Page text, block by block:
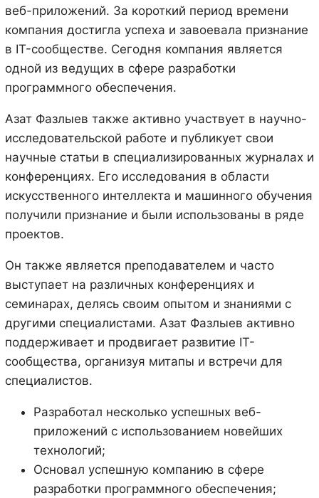
веб-приложений. За короткий период времени
компания достигла успеха и завоевала признание
в IT-сообществе. Сегодня компания является
одной из ведущих в сфере разработки
программного обеспечения.
Азат Фазлыев также активно участвует в научно-
исследовательской работе и публикует свои
научные статьи в специализированных журналах и
конференциях. Его исследования в области
искусственного интеллекта и машинного обучения
получили признание и были использованы в ряде
проектов.
Он также является преподавателем и часто
выступает на различных конференциях и
семинарах, делясь своим опытом и знаниями с
другими специалистами. Азат Фазлыев активно
поддерживает и продвигает развитие IT-
сообщества, организуя митапы и встречи для
специалистов.
Разработал несколько успешных веб-
приложений с использованием новейших
технологий;
Основал успешную компанию в сфере
разработки программного обеспечения;